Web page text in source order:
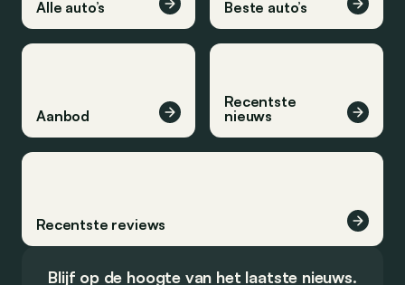
Alle auto’s Beste auto’s
Aanbod
Recentste
nieuws
Recentste reviews
Blijf op de hoogte van het laatste nieuws.